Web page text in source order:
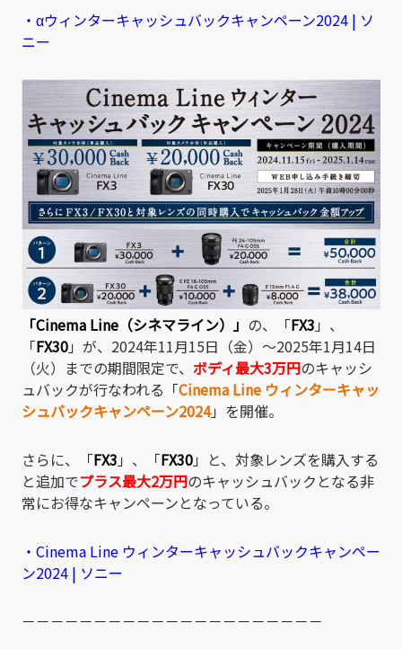
・αウィンターキャッシュバックキャンペーン2024 | ソ
ニー
「Cinema Line（シネマライン）」 の、「FX3 」、
「FX30」が、2024年11月15日（金）～2025年1月14日
（火）までの期間限定で、 ボディ最大3万円のキャッシ
ュバックが行なわれる「Cinema Line ウィンターキャッ
シュバックキャンペーン2024」を開催。
さらに、「FX3 」、「FX30」と、対象レンズを購入する
と追加でプラス最大2万円のキャッシュバックとなる非
常にお得なキャンペーンとなっている。
・Cinema Line ウィンターキャッシュバックキャンペー
ン2024 | ソニー
－－－－－－－－－－－－－－－－－－－－－